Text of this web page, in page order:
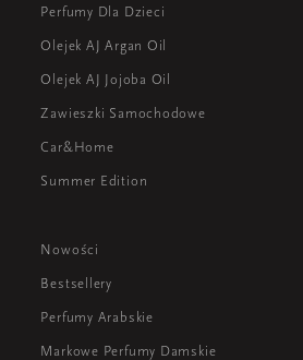
Perfumy Dla Dzieci
Olejek AJ Argan Oil
Olejek AJ Jojoba Oil
Zawieszki Samochodowe
Car&Home
Summer Edition
Nowości
Bestsellery
Perfumy Arabskie
Markowe Perfumy Damskie